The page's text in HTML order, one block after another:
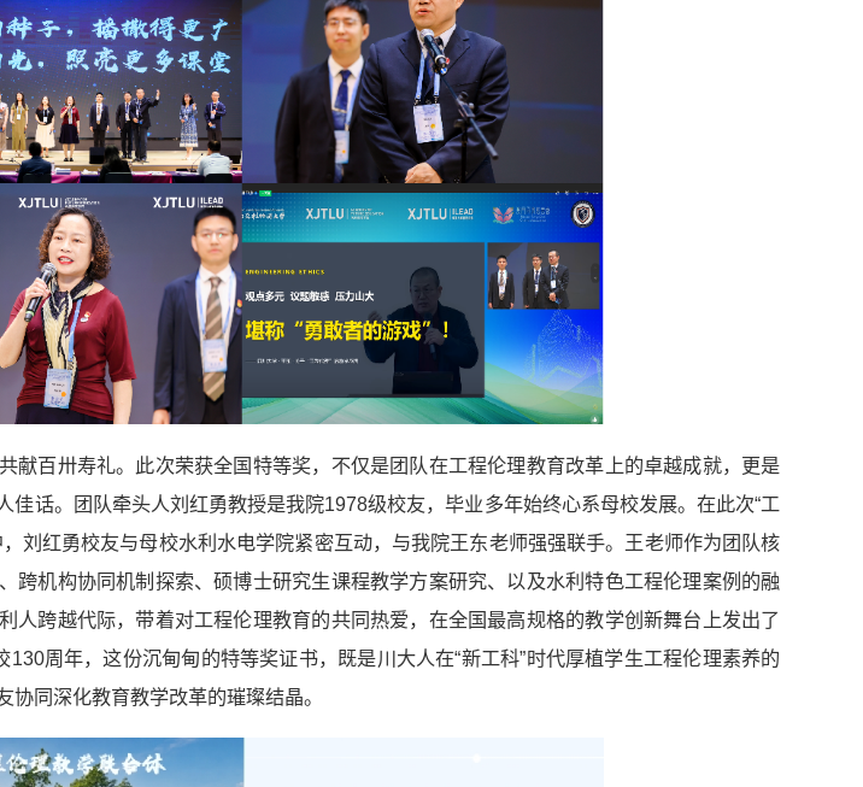
献百卅寿礼。此次荣获全国特等奖，不仅是团队在工程伦理教育改革上的卓越成就，更是
佳话。团队牵头人刘红勇教授是我院1978级校友，毕业多年始终心系母校发展。在此次“工
刘红勇校友与母校水利水电学院紧密互动，与我院王东老师强强联手。王老师作为团队核
跨机构协同机制探索、硕博士研究生课程教学方案研究、以及水利特色工程伦理案例的融
人跨越代际，带着对工程伦理教育的共同热爱，在全国最高规格的教学创新舞台上发出了
130周年，这份沉甸甸的特等奖证书，既是川大人在“新工科”时代厚植学生工程伦理素养的
同深化教育教学改革的璀璨结晶。